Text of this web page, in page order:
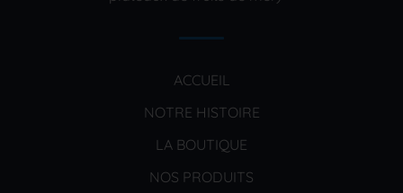
ACCUEIL
NOTRE HISTOIRE
LA BOUTIQUE
NOS PRODUITS